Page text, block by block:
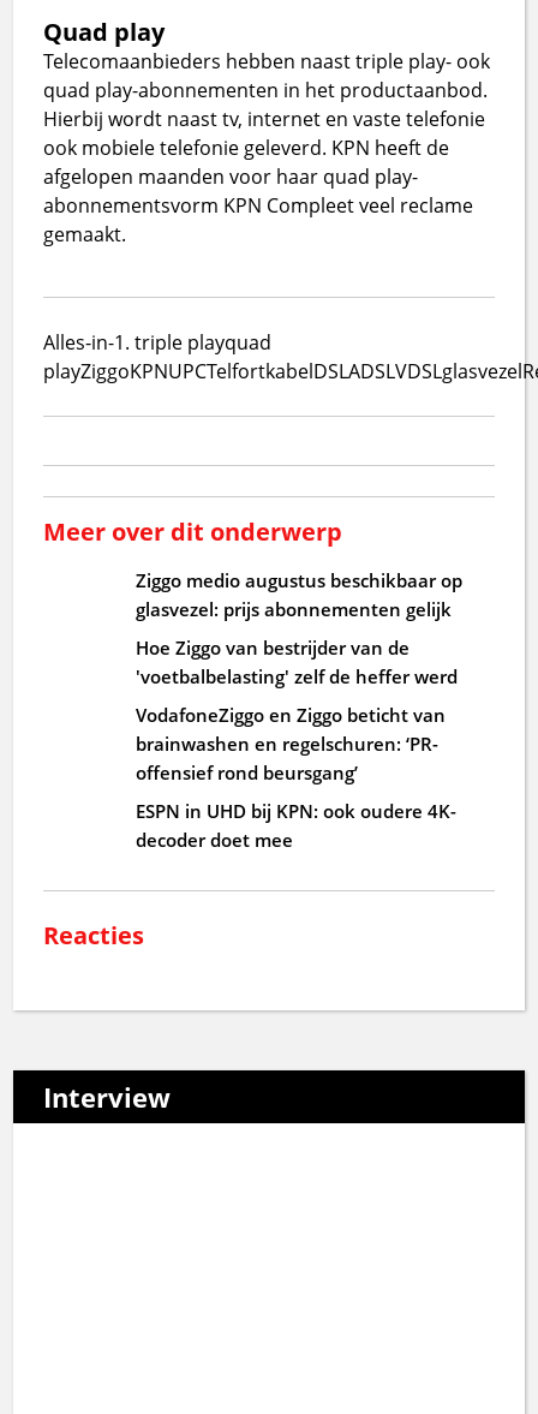
Quad play
Telecomaanbieders hebben naast triple play- ook
quad play-abonnementen in het productaanbod.
Hierbij wordt naast tv, internet en vaste telefonie
ook mobiele telefonie geleverd. KPN heeft de
afgelopen maanden voor haar quad play-
abonnementsvorm KPN Compleet veel reclame
gemaakt.
Alles-in-1. triple playquad
playZiggoKPNUPCTelfortkabelDSLADSLVDSLglasvezel
Meer over dit onderwerp
Ziggo medio augustus beschikbaar op
glasvezel: prijs abonnementen gelijk
Hoe Ziggo van bestrijder van de
'voetbalbelasting' zelf de heffer werd
VodafoneZiggo en Ziggo beticht van
brainwashen en regelschuren: ‘PR-
offensief rond beursgang’
ESPN in UHD bij KPN: ook oudere 4K-
decoder doet mee
Reacties
Interview